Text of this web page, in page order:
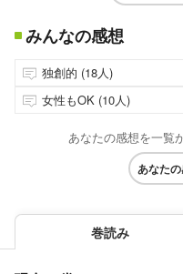
みんなの感想
独創的 (18人)
女性もOK (10人)
あなたの感想を一覧
あなた
巻読み